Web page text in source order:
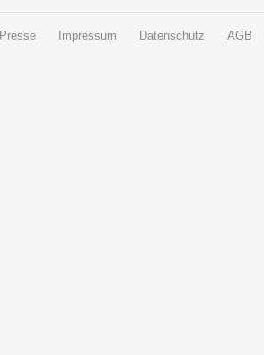
Presse Impressum Datenschutz AGB